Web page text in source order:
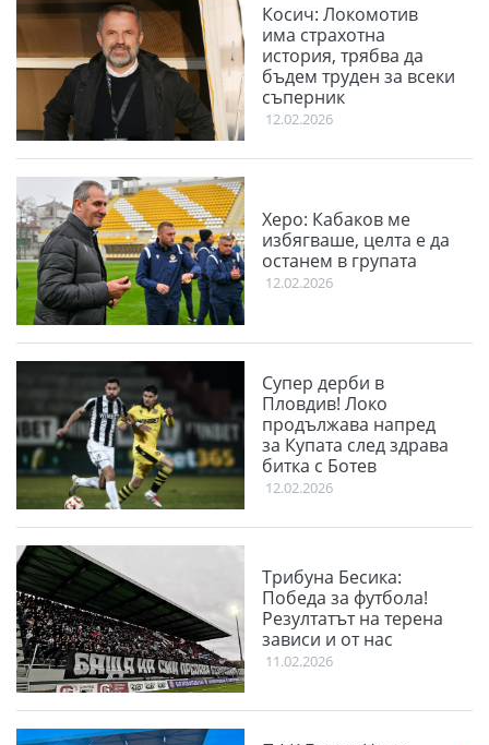
Косич: Локомотив
има страхотна
история, трябва да
бъдем труден за всеки
съперник
12.02.2026
Херо: Кабаков ме
избягваше, целта е да
останем в групата
12.02.2026
Супер дерби в
Пловдив! Локо
продължава напред
за Купата след здрава
битка с Ботев
12.02.2026
Трибуна Бесика:
Победа за футбола!
Резултатът на терена
зависи и от нас
11.02.2026